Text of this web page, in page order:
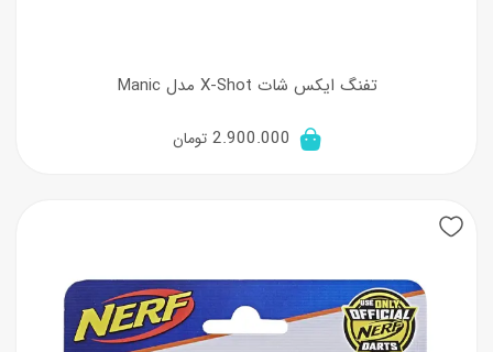
تفنگ ایکس شات X-Shot مدل Manic
2.900.000 تومان